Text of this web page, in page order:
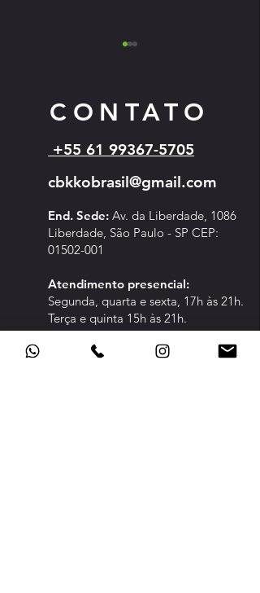
CONTATO
+55 61 99367-5705
cbkkobrasil@gmail.com
End. Sede: Av. da Liberdade, 1086
Liberdade, São Paulo - SP CEP:
01502-001
Atendimento presencial:
Segunda, quarta e sexta, 17h às 21h.
Terça e quinta 15h às 21h.
ERADOS